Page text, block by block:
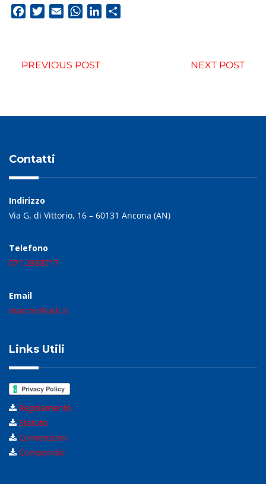
FacebookTwitterEmail WhatsApp
LinkedIn
PREVIOUS POST NEXT POST
Contatti
Indirizzo
Via G. di Vittorio, 16 – 60131 Ancona (AN)
Telefono
071.2868717
Email
marche@acli.it
Links Utili
Regolamento
Statuto
Convenzioni
Compendio